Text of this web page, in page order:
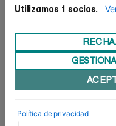
I Concurso de
Foro Europeo ha
de Grado
Utilizamos 1 socios.
Política de privacidad